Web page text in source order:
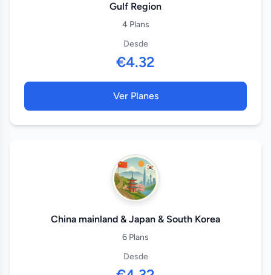
Gulf Region
4 Plans
Desde
€4.32
Ver Planes
China mainland & Japan & South Korea
6 Plans
Desde